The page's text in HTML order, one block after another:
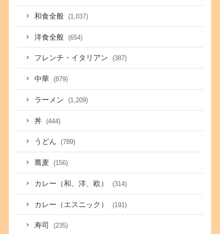
和食全般 (1,037)
洋食全般 (654)
フレンチ・イタリアン (387)
中華 (879)
ラーメン (1,209)
丼 (444)
うどん (789)
蕎麦 (156)
カレー（和、洋、欧） (314)
カレー（エスニック） (191)
寿司 (235)